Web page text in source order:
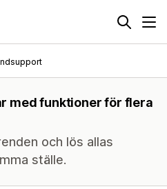
med funktioner för flera
och lös allas
ställe.